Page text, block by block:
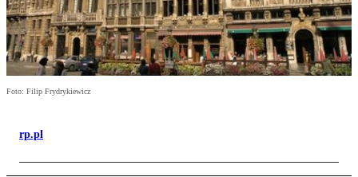
Foto: Filip Frydrykiewicz
rp.pl